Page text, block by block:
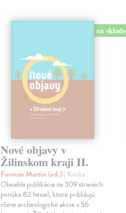
na sklade
Nové objavy v
Žilinskom kraji II.
Furman Martin (ed.)| Kniha
Obsiahla publikácia na 309 stranách
ponúka 82 hesiel, ktoré približujú
rôzne archeologické akcie v 56